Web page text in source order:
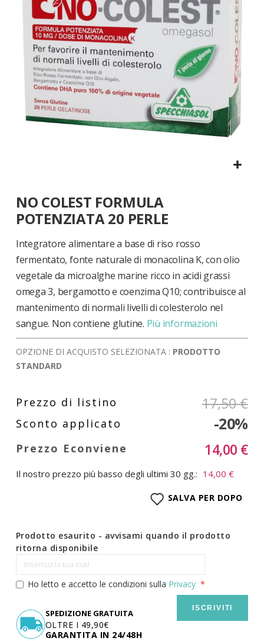
immagini
all'inizio
della
galleria
di
immagini
NO COLEST FORMULA
POTENZIATA 20 PERLE
Integratore alimentare a base di riso rosso
fermentato, fonte naturale di monacolina K, con olio
vegetale da microalghe marine ricco in acidi grassi
omega 3, bergamotto e coenzima Q10; contribuisce al
mantenimento di normali livelli di colesterolo nel
sangue. Non contiene glutine. Più informazioni
OPZIONE DI ACQUISTO SELEZIONATA : PRODOTTO
STANDARD
17,50 €
-20%
14,00 €
Il nostro prezzo più basso degli ultimi 30 gg.: 14,00 €
SALVA PER DOPO
Prodotto esaurito - avvisami quando il prodotto
ritorna disponibile
Ho letto e accetto le condizioni sulla Privacy
ISCRIVITI
SPEDIZIONE GRATUITA
OLTRE I 49,90€
GARANTITA IN 24/48H